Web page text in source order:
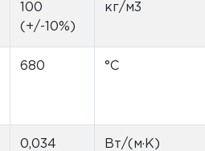
100
(+/-10%)
кг/м3
680 °С
0,034 Вт/(м·К)